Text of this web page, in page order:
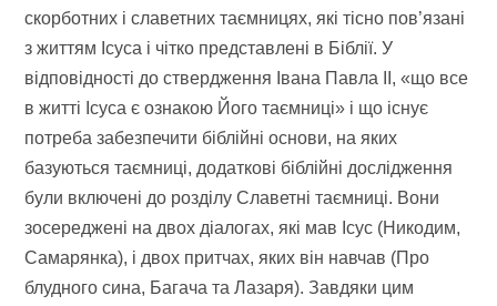
скорботних і славетних таємницях, які тісно пов’язані
з життям Ісуса і чітко представлені в Біблії. У
відповідності до ствердження Івана Павла ІІ, «що все
в житті Ісуса є ознакою Його таємниці» і що існує
потреба забезпечити біблійні основи, на яких
базуються таємниці, додаткові біблійні дослідження
були включені до розділу Славетні таємниці. Вони
зосереджені на двох діалогах, які мав Ісус (Никодим,
Самарянка), і двох притчах, яких він навчав (Про
блудного сина, Багача та Лазаря). Завдяки цим